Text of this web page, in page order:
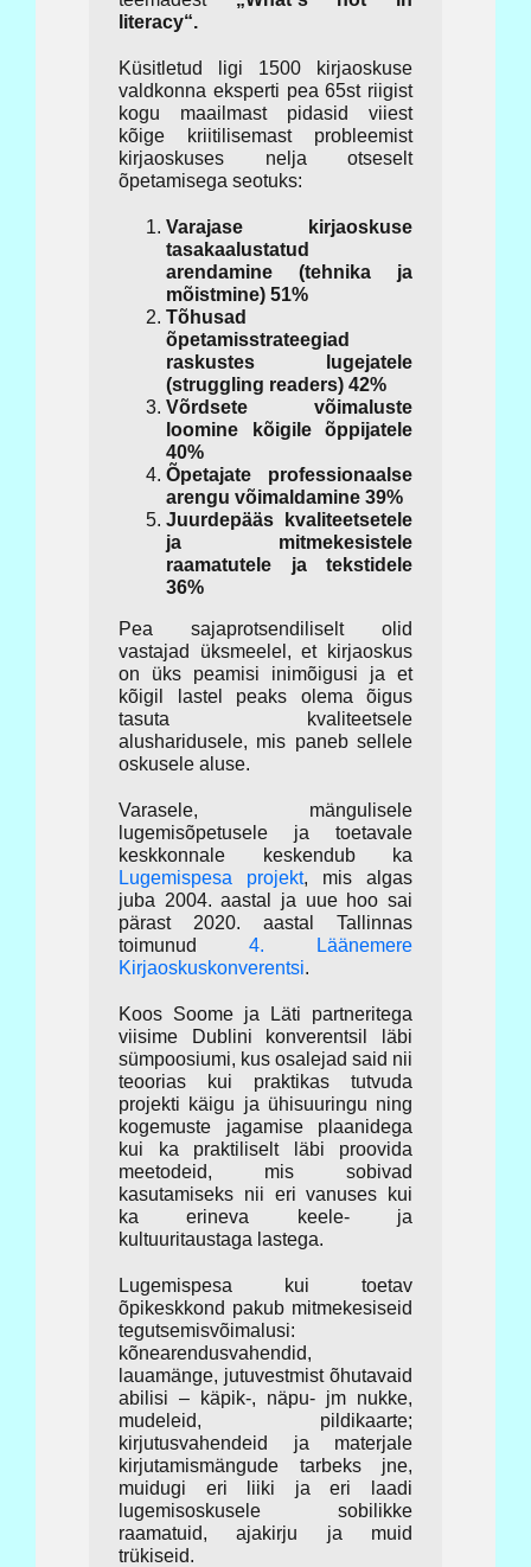
literacy“.
Küsitletud ligi 1500 kirjaoskuse
valdkonna eksperti pea 65st riigist
kogu maailmast pidasid viiest
kõige kriitilisemast probleemist
kirjaoskuses nelja otseselt
õpetamisega seotuks:
Varajase kirjaoskuse
tasakaalustatud
arendamine (tehnika ja
mõistmine) 51%
Tõhusad
õpetamisstrateegiad
raskustes lugejatele
(struggling readers) 42%
Võrdsete võimaluste
loomine kõigile õppijatele
40%
Õpetajate professionaalse
arengu võimaldamine 39%
Juurdepääs kvaliteetsetele
ja mitmekesistele
raamatutele ja tekstidele
36%
Pea sajaprotsendiliselt olid
vastajad üksmeelel, et kirjaoskus
on üks peamisi inimõigusi ja et
kõigil lastel peaks olema õigus
tasuta kvaliteetsele
alusharidusele, mis paneb sellele
oskusele aluse.
Varasele, mängulisele
lugemisõpetusele ja toetavale
keskkonnale keskendub ka
Lugemispesa projekt, mis algas
juba 2004. aastal ja uue hoo sai
pärast 2020. aastal Tallinnas
toimunud 4. Läänemere
Kirjaoskuskonverentsi.
Koos Soome ja Läti partneritega
viisime Dublini konverentsil läbi
sümpoosiumi, kus osalejad said nii
teoorias kui praktikas tutvuda
projekti käigu ja ühisuuringu ning
kogemuste jagamise plaanidega
kui ka praktiliselt läbi proovida
meetodeid, mis sobivad
kasutamiseks nii eri vanuses kui
ka erineva keele- ja
kultuuritaustaga lastega.
Lugemispesa kui toetav
õpikeskkond pakub mitmekesiseid
tegutsemisvõimalusi:
kõnearendusvahendid,
lauamänge, jutuvestmist õhutavaid
abilisi – käpik-, näpu- jm nukke,
mudeleid, pildikaarte;
kirjutusvahendeid ja materjale
kirjutamismängude tarbeks jne,
muidugi eri liiki ja eri laadi
lugemisoskusele sobilikke
raamatuid, ajakirju ja muid
trükiseid.